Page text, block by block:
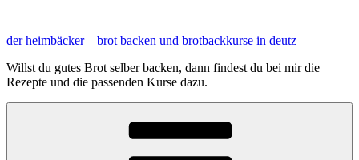
springen
der heimbäcker – brot backen und brotbackkurse in deutz
Willst du gutes Brot selber backen, dann findest du bei mir die
Rezepte und die passenden Kurse dazu.